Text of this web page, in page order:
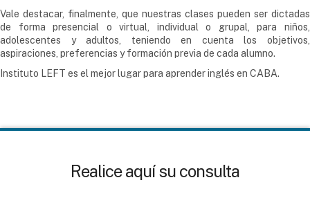
Vale destacar, finalmente, que nuestras clases pueden ser dictadas
de forma presencial o virtual, individual o grupal, para niños,
adolescentes y adultos, teniendo en cuenta los objetivos,
aspiraciones, preferencias y formación previa de cada alumno.
Instituto LEFT es el mejor lugar para aprender inglés en CABA.
Realice aquí su consulta